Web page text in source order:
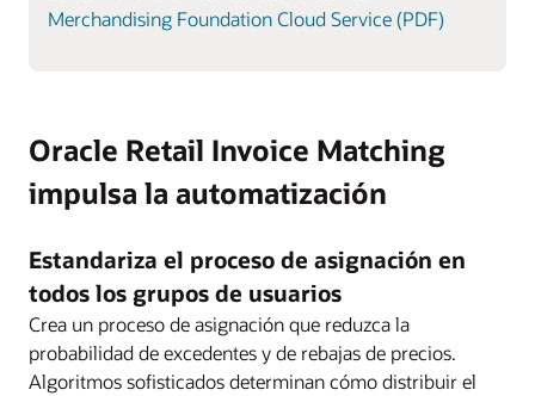
Merchandising Foundation Cloud Service (PDF)
Oracle Retail Invoice Matching
impulsa la automatización
Estandariza el proceso de asignación en
todos los grupos de usuarios
Crea un proceso de asignación que reduzca la
probabilidad de excedentes y de rebajas de precios.
Algoritmos sofisticados determinan cómo distribuir el